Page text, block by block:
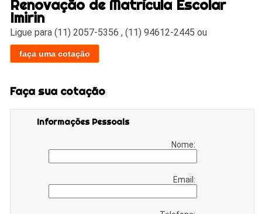
Renovação de Matrícula Escolar
Imirin
Ligue para(11) 2057-5356 ,(11) 94612-2445 ou
faça uma cotação
Faça sua cotação
Informações Pessoais
Nome:
Email: